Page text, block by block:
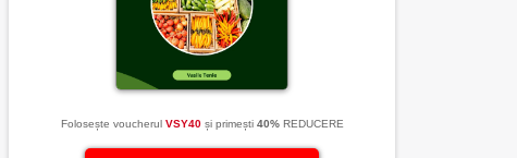
Folosește voucherul VSY40 și primești 40%REDUCERE